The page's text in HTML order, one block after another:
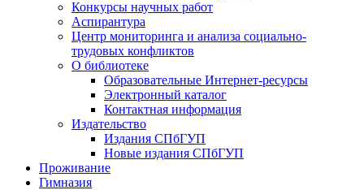
Конкурсы научных работ
Аспирантура
Центр мониторинга и анализа социально-
трудовых конфликтов
О библиотеке
Образовательные Интернет-ресурсы
Электронный каталог
Контактная информация
Издательство
Издания СПбГУП
Новые издания СПбГУП
Проживание
Гимназия